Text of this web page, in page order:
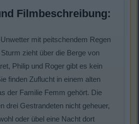
Filmbeschreibung:
mit peitschendem Regen
zieht über die Berge von
Philip und Roger gibt es kein
finden Zuflucht in einem alten
der Familie Femm gehört. Die
drei Gestrandeten nicht geheuer,
oder übel eine Nacht dort